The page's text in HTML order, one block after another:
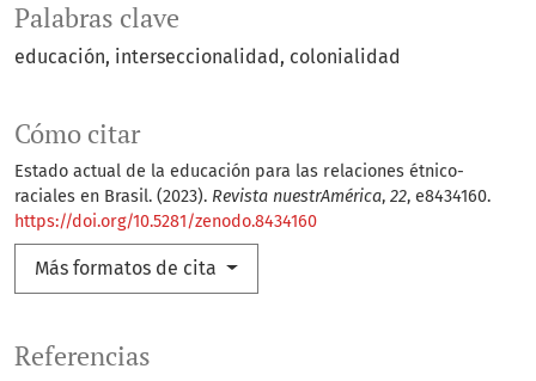
Palabras clave
educación interseccionalidad colonialidad
Cómo citar
Estado actual de la educación para las relaciones étnico-
raciales en Brasil. (2023). Revista nuestrAmérica, 22, e8434160.
https://doi.org/10.5281/zenodo.8434160
Más formatos de cita
Referencias